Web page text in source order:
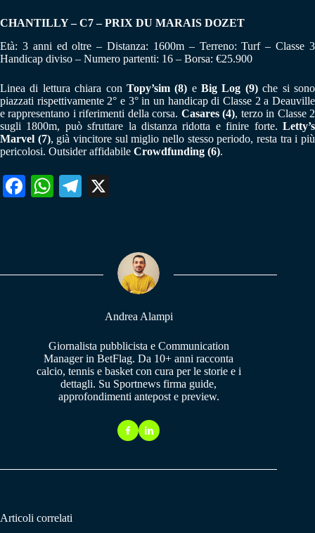
CHANTILLY – C7 – PRIX DU MARAIS DOZET
Età: 3 anni ed oltre – Distanza: 1600m – Terreno: Turf – Classe 3
Handicap diviso – Numero partenti: 16 – Borsa: €25.900
Linea di lettura chiara con Topy’sim (8) eBig Log (9)che si sono
piazzati rispettivamente 2° e 3° in un handicap di Classe 2 a Deauville
e rappresentano i riferimenti della corsa. Casares (4), terzo in Classe 2
sugli 1800m, può sfruttare la distanza ridotta e finire forte. Letty’s
Marvel (7), già vincitore sul miglio nello stesso periodo, resta tra i più
pericolosi. Outsider affidabile Crowdfunding (6).
Fa W
pp
Te
m
Andrea Alampi
Giornalista pubblicista e Communication
Manager in BetFlag. Da 10+ anni racconta
calcio, tennis e basket con cura per le storie e i
dettagli. Su Sportnews firma guide,
approfondimenti antepost e preview.
Articoli correlati